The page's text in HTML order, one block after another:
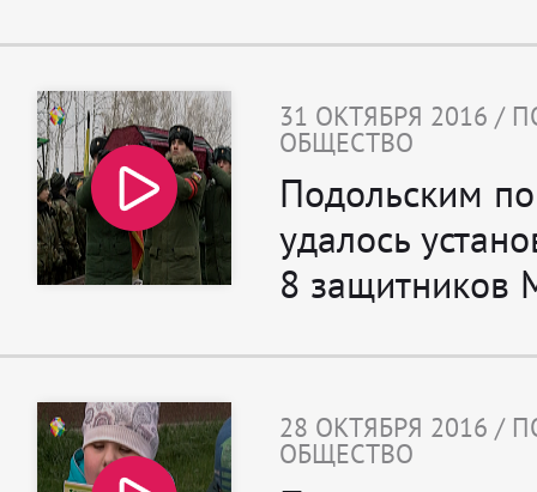
31 ОКТЯБРЯ 2016 /
ОБЩЕСТВО
Подольским
удалось
8 защитников
28 ОКТЯБРЯ 2016 /
ОБЩЕСТВО